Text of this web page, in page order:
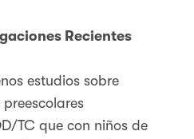
Recientes
estudios sobre
TC que con niños de